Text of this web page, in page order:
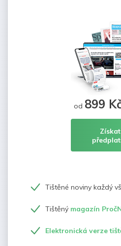
od 899
Získat
Tištěné noviny každý
Tištěný magazín
Elektronická verze